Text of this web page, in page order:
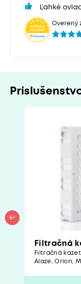
Ľahké
Overený
Filtračná
Filtračná
Alaze, Orion,